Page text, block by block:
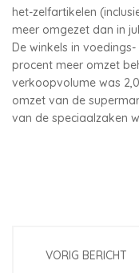
het-zelfartikelen
meer omgezet dan in
De winkels in voedings-
procent meer omzet
verkoopvolume was
omzet van de
van de speciaalzaken
VORIG BERICHT